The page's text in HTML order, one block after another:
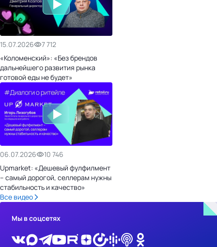
15.07.2026
7 712
«Коломенский»: «Без брендов
дальнейшего развития рынка
готовой еды не будет»
06.07.2026
10 746
Upmarket: «Дешевый фулфилмент
– самый дорогой, селлерам нужны
стабильность и качество»
Все видео
Мы в соцсетях